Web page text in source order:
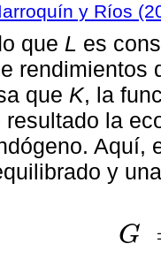
y Ríos
que L es
rendimientos
que K, la
resultado la
Aquí,
y
G
G =